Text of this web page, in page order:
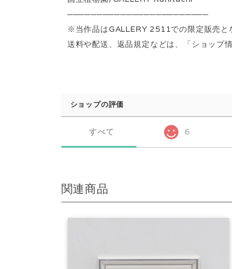
────────────────────────
※当作品はGALLERY 2511での限定販売と
送料や配送、返品規定などは、「ショップ
ショップの評価
すべて 6
関連商品